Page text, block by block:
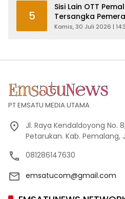
5
Sisi Lain OTT
Tersangka
Oknum Pegawai
Kamis, 30 Juli 2026 |
PT EMSATU MEDIA UTAMA
Jl. Raya Kendaldoyong No.
Petarukan. Kab. Pemalang,
081286147630
emsatucom@gmail.com